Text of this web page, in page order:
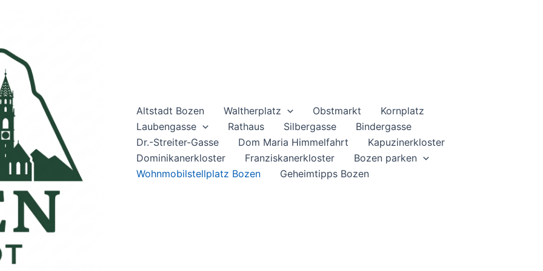
Altstadt Bozen Waltherplatz Obstmarkt
Kornplatz
Laubengasse
Rathaus Silbergasse
Bindergasse
Dr.-Streiter-Gasse
Dom Maria Himmelfahrt
Kapuzinerkloster
Dominikanerkloster
Franziskanerkloster
Bozen parken
Wohnmobilstellplatz Bozen
Geheimtipps Bozen